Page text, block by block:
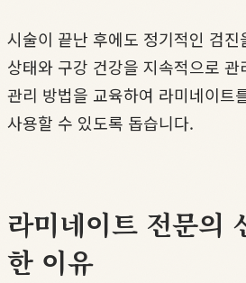
시술이 끝난 후에도 정기적인 검진
상태와 구강 건강을 지속적으로
관리 방법을 교육하여 라미네이트
사용할 수 있도록 돕습니다.
라미네이트 전문의
한 이유